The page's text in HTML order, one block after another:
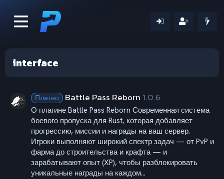
interface
Платно Battle Pass Reborn 1.0.6
О плагине Battle Pass Reborn Современная система
боевого пропуска для Rust, которая добавляет
прогрессию, миссии и награды на ваш сервер.
Игроки выполняют широкий спектр задач — от PvP и
фарма до строительства и крафта — и
зарабатывают опыт (XP), чтобы разблокировать
уникальные награды на каждом...